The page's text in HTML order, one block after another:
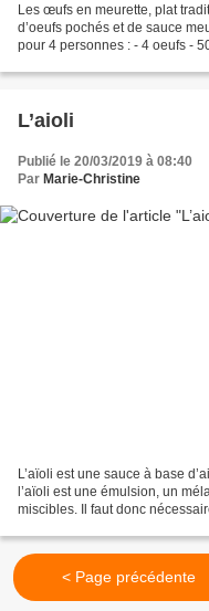
Les œufs en meurette, plat
d’oeufs pochés et de sauce
pour 4 personnes : - 4 oeufs -
L’aioli
Publié le 20/03/2019 à 08:40
Par Marie-Christine
L’aïoli est une sauce à base
l’aïoli est une émulsion, un
miscibles. Il faut donc
< Page précédente